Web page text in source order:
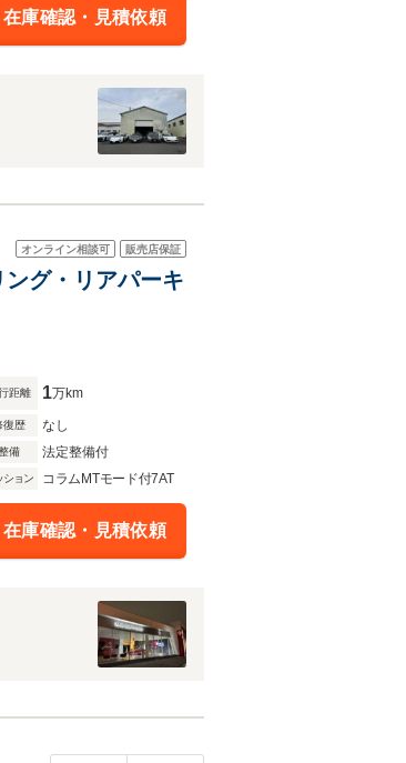
在庫確認・見積依頼
オンライン相談可 販売店保証
グ・リアパーキ
距離 1万km
復歴 なし
備 法定整備付
ション コラムMTモード付7AT
在庫確認・見積依頼